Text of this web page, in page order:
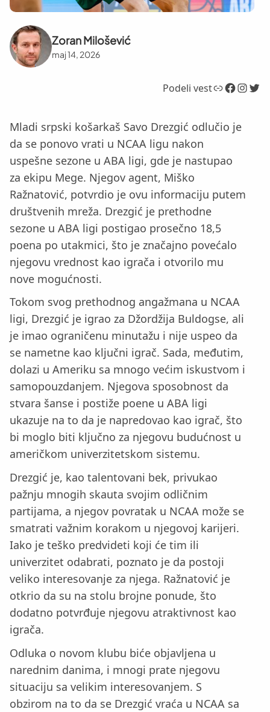
Zoran Milošević
maj 14, 2026
Podeli vestLink Facebook InstagramTwitter
Mladi srpski košarkaš Savo Drezgić odlučio je
da se ponovo vrati u NCAA ligu nakon
uspešne sezone u ABA ligi, gde je nastupao
za ekipu Mege. Njegov agent, Miško
Ražnatović, potvrdio je ovu informaciju putem
društvenih mreža. Drezgić je prethodne
sezone u ABA ligi postigao prosečno 18,5
poena po utakmici, što je značajno povećalo
njegovu vrednost kao igrača i otvorilo mu
nove mogućnosti.
Tokom svog prethodnog angažmana u NCAA
ligi, Drezgić je igrao za Džordžija Buldogse, ali
je imao ograničenu minutažu i nije uspeo da
se nametne kao ključni igrač. Sada, međutim,
dolazi u Ameriku sa mnogo većim iskustvom i
samopouzdanjem. Njegova sposobnost da
stvara šanse i postiže poene u ABA ligi
ukazuje na to da je napredovao kao igrač, što
bi moglo biti ključno za njegovu budućnost u
američkom univerzitetskom sistemu.
Drezgić je, kao talentovani bek, privukao
pažnju mnogih skauta svojim odličnim
partijama, a njegov povratak u NCAA može se
smatrati važnim korakom u njegovoj karijeri.
Iako je teško predvideti koji će tim ili
univerzitet odabrati, poznato je da postoji
veliko interesovanje za njega. Ražnatović je
otkrio da su na stolu brojne ponude, što
dodatno potvrđuje njegovu atraktivnost kao
igrača.
Odluka o novom klubu biće objavljena u
narednim danima, i mnogi prate njegovu
situaciju sa velikim interesovanjem. S
obzirom na to da se Drezgić vraća u NCAA sa